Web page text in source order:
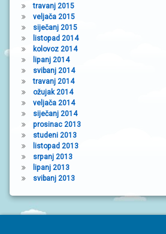
travanj 2015
veljača 2015
siječanj 2015
listopad 2014
kolovoz 2014
lipanj 2014
svibanj 2014
travanj 2014
ožujak 2014
veljača 2014
siječanj 2014
prosinac 2013
studeni 2013
listopad 2013
srpanj 2013
lipanj 2013
svibanj 2013